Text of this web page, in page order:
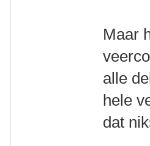
Maar
alle
hele
dat